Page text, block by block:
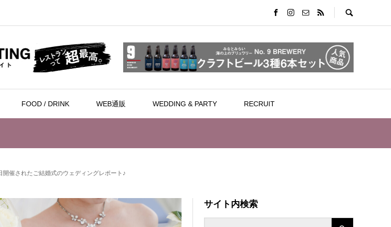
FOOD / DRINK WEB通販 WEDDING & PARTY RECRUIT
開催されたご結婚式のウェディングレポート♪
サイト内検索